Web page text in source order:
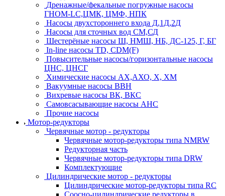
Дренажные/фекальные погружные насосы
ГНОМ-LC,ЦМК, ЦМФ, НПК
Насосы двухстороннего входа Д,1Д,2Д
Насосы для сточных вод СМ,СД
Шестерёные насосы Ш, НМШ, НБ, ДС-125, Г, БГ
In-line насосы TD, CDM(F)
Повысительные насосы/горизонтальные насосы
ЦНС, ЦНСГ
Химические насосы АХ,АХО, Х, ХМ
Вакуумные насосы ВВН
Вихревые насосы ВК, ВКС
Самовсасывающие насосы АНС
Прочие насосы
Мотор-редукторы
Червячные мотор - редукторы
Червячные мотор-редукторы типа NMRW
Редукторная часть
Червячные мотор-редукторы типа DRW
Комплектующие
Цилиндрические мотор - редукторы
Цилиндрические мотор-редукторы типа RC
Соосно-цилиндрические редукторы в